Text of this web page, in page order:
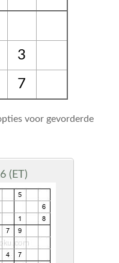
3
7
voor gevorderde
(ET)